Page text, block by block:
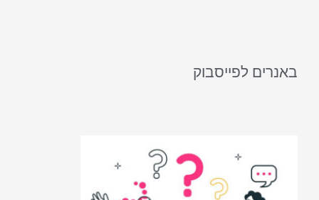
באנרים לפייסבוק